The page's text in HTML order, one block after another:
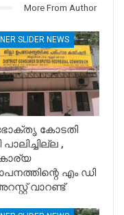
More From Author
SLIDER NEWS
കോടതി
പാലിച്ചില്ല ,
എം ഡി
വാറണ്ട്